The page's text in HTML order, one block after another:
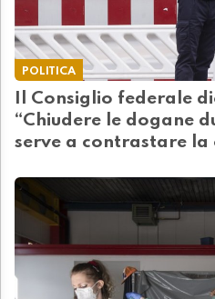
POLITICA
Il Consiglio federale
“Chiudere le dogane
serve a contrastare la